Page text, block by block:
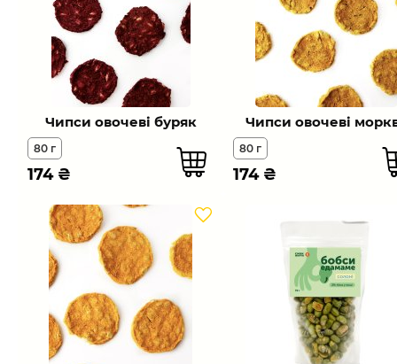
Чипси овочеві буряк
80 г
174₴
Чипси овочеві
80 г
174₴